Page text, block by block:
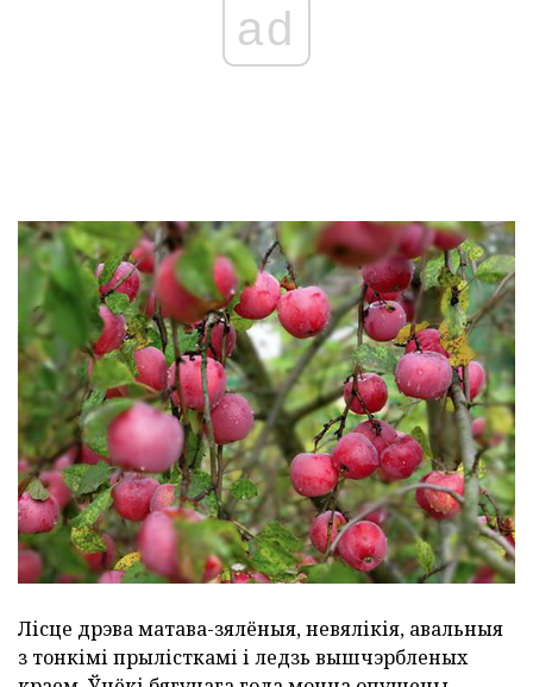
ad
Лісце дрэва матава-зялёныя, невялікія, авальныя
з тонкімі прылісткамі і ледзь вышчэрбленых